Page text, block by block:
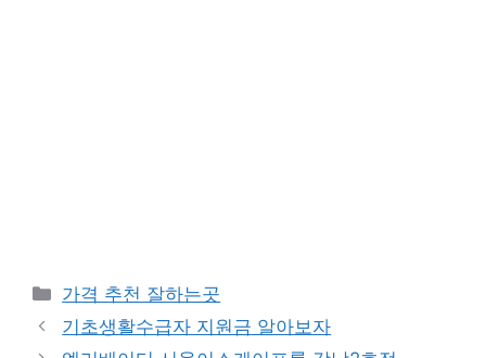
카
테
고
가격 추천 잘하는곳
기초생활수급자 지원금 알아보자